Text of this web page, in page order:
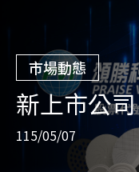
市場動態
新上市公
115/05/07